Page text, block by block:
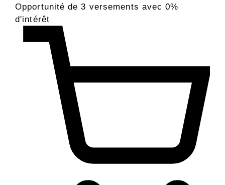
Opportunité de 3 versements avec 0%
d'intérêt